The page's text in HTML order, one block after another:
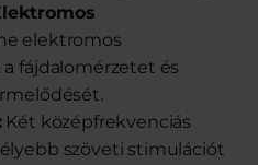
elektromos
fájdalomérzetet és
Két középfrekvenciás
szöveti stimulációt